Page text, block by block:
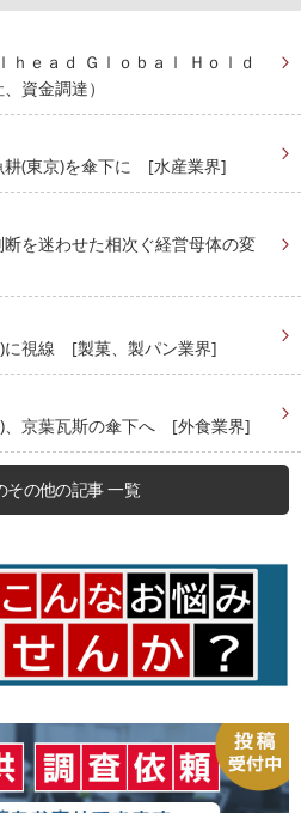
ｅａｄ Ｇｌｏｂａｌ Ｈｏｌｄ
資金調達）
耕(東京)を傘下に [水産業界]
を迷わせた相次ぐ経営母体の変
に視線 [製菓、製パン業界]
)、京葉瓦斯の傘下へ [外食業界]
その他の記事 一覧